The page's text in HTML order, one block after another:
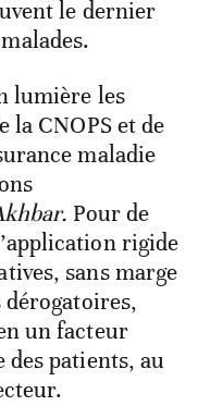
le dernier
lumière les
la CNOPS et de
maladie
Pour de
rigide
sans marge
un facteur
des patients, au